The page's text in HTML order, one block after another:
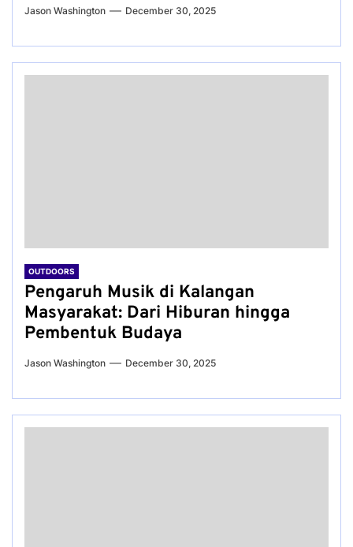
Jason Washington December 30, 2025
OUTDOORS
Pengaruh Musik di Kalangan
Masyarakat: Dari Hiburan hingga
Pembentuk Budaya
Jason Washington December 30, 2025